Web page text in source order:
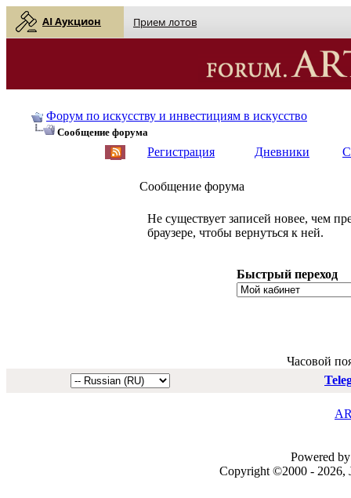
AI Аукцион Прием лотов
Форум по искусству и инвестициям в искусство
Сообщение форума
Регистрация Дневники
Сообщение форума
Не существует записей новее, чем
браузере, чтобы вернуться к ней.
Быстрый переход
Часовой
Powered
Copyright ©2000 - 2026,